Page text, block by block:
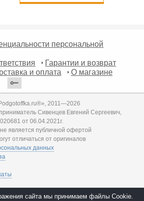
персональной
Гарантии и возврат
и оплата
О магазине
2011—2026
Сивенцев Евгений Сергеевич,
от 06.04.2021г.
является публичной офертой
отличаться от оригиналов
данных
сайта мы принимаем файлы Cookie.